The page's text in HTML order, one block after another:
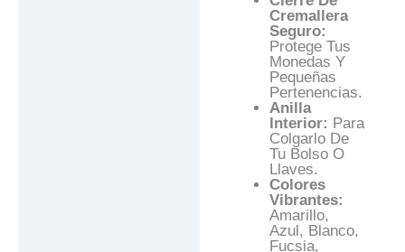
Cremallera
Seguro:
Protege Tus
Monedas Y
Pequeñas
Pertenencias.
Anilla
Interior: Para
Colgarlo De
Tu Bolso O
Llaves.
Colores
Vibrantes:
Amarillo,
Azul, Blanco,
Fucsia,